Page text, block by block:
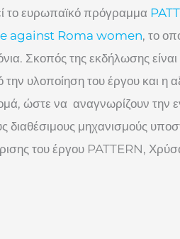
το ευρωπαϊκό πρόγραμμα
against Roma women, το
Σκοπός της εκδήλωσης
υλοποίηση του έργου και η
ώστε να αναγνωρίζουν την
διαθέσιμους μηχανισμούς
του έργου PATTERN,